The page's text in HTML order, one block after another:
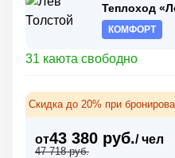
Теплоход
КОМФОРТ
31 каюта свободно
Скидка до 20% при
от43 380 руб./ чел
47 718 руб.